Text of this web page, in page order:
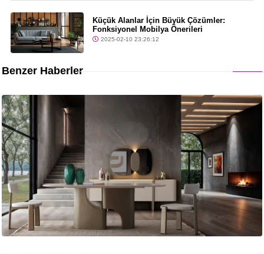
Küçük Alanlar İçin Büyük Çözümler:
Fonksiyonel Mobilya Önerileri
2025-02-10 23:26:12
Benzer Haberler